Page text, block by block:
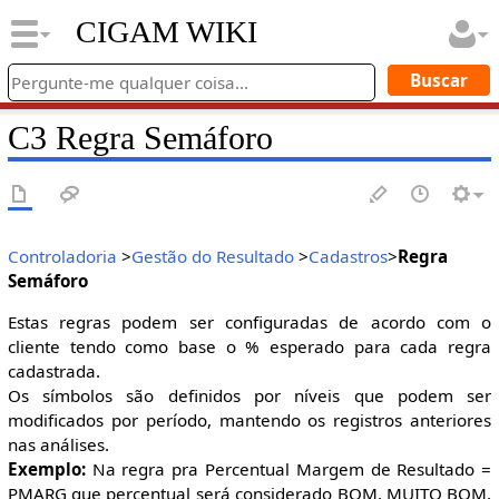
CIGAM WIKI
C3 Regra Semáforo
Controladoria >Gestão do Resultado>Cadastros>Regra
Semáforo
Estas regras podem ser configuradas de acordo com o
cliente tendo como base o % esperado para cada regra
cadastrada.
Os símbolos são definidos por níveis que podem ser
modificados por período, mantendo os registros anteriores
nas análises.
Exemplo:Na regra pra Percentual Margem de Resultado =
PMARG que percentual será considerado BOM, MUITO BOM,